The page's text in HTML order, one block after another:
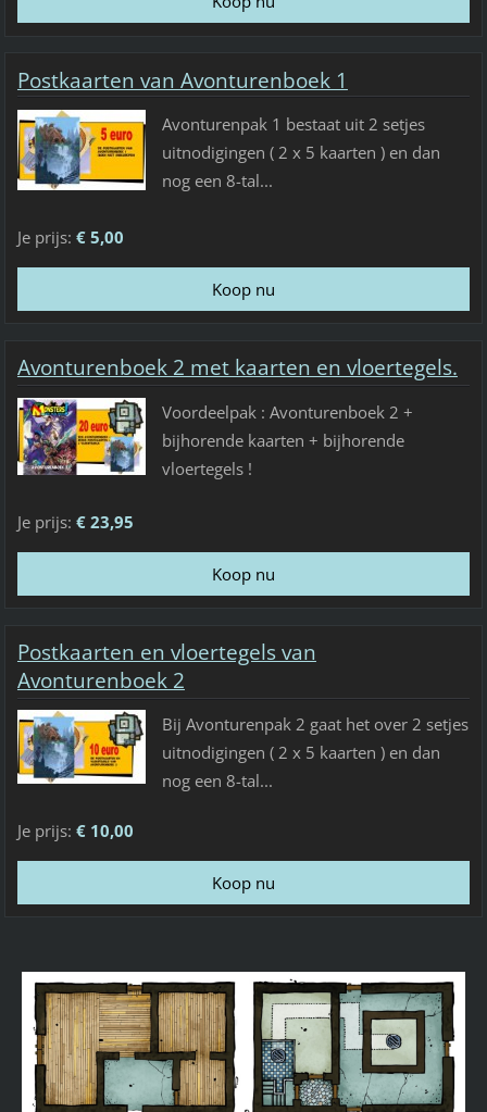
Postkaarten van Avonturenboek 1
Avonturenpak 1 bestaat uit 2 setjes
uitnodigingen ( 2 x 5 kaarten ) en dan
nog een 8-tal...
Je prijs: € 5,00
Avonturenboek 2 met kaarten en vloertegels.
Voordeelpak : Avonturenboek 2 +
bijhorende kaarten + bijhorende
vloertegels !
Je prijs: € 23,95
Postkaarten en vloertegels van
Avonturenboek 2
Bij Avonturenpak 2 gaat het over 2 setjes
uitnodigingen ( 2 x 5 kaarten ) en dan
nog een 8-tal...
Je prijs: € 10,00